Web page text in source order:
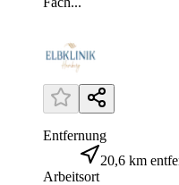
Entfernung
20,6 km
Arbeitsort